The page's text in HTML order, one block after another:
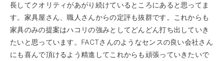
長してクオリティがあがり続けているところにあると思ってま
す。家具屋さん、職人さんからの定評も抜群です。これからも
家具のみの提案はハコリの強みとしてどんどん打ち出していき
たいと思っています。FACTさんのようなセンスの良い会社さん
にも喜んで頂けるよう精進してこれからも頑張っていきたいで